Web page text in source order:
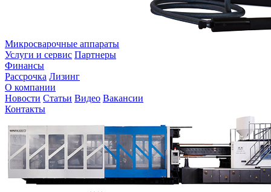
Микросварочные аппараты
Услуги и сервис Партнеры
Финансы
Рассрочка Лизинг
О компании
Новости Статьи Видео Вакансии
Контакты